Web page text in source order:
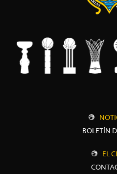
BOLETÍN
EL